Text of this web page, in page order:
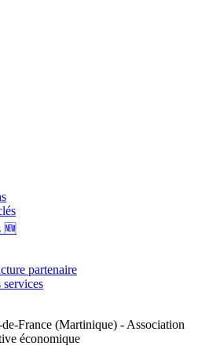
🆕
partenaire
services
France (Martinique) - Association
économique